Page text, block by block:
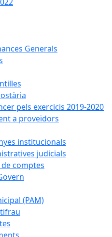
Generals
pels exercicis 2019-2020
a proveïdors
institucionals
judicials
comptes
(PAM)